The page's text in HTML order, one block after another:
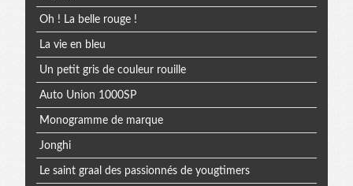
Oh ! La belle rouge !
La vie en bleu
Un petit gris de couleur rouille
Auto Union 1000SP
Monogramme de marque
Jonghi
Le saint graal des passionnés de yougtimers